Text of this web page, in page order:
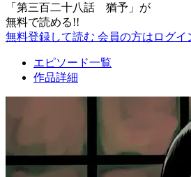
「 第三百二十八話 猶予 」が
無料で読める!!
無料登録して読む 会員の方はログイ
エピソード一覧
作品詳細